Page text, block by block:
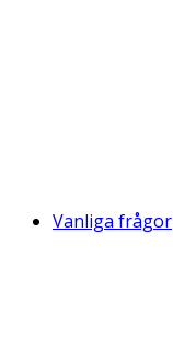
Vanliga frågor